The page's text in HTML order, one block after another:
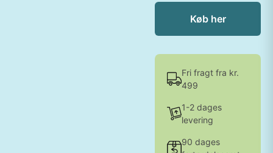
Køb her
Fri fragt fra kr.
499
1-2 dages
levering
90 dages